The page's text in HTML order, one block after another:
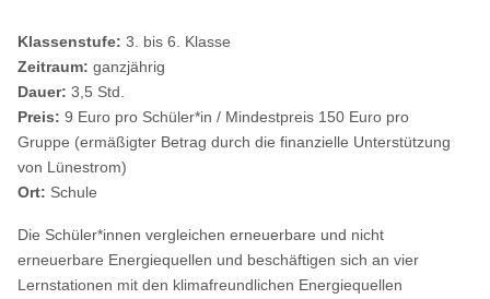
Klassenstufe:3. bis 6. Klasse
Zeitraum:ganzjährig
Dauer:3,5 Std.
Preis:9 Euro pro Schüler*in / Mindestpreis 150 Euro pro
Gruppe (ermäßigter Betrag durch die finanzielle Unterstützung
von Lünestrom)
Ort: Schule
Die Schüler*innen vergleichen erneuerbare und nicht
erneuerbare Energiequellen und beschäftigen sich an vier
Lernstationen mit den klimafreundlichen Energiequellen